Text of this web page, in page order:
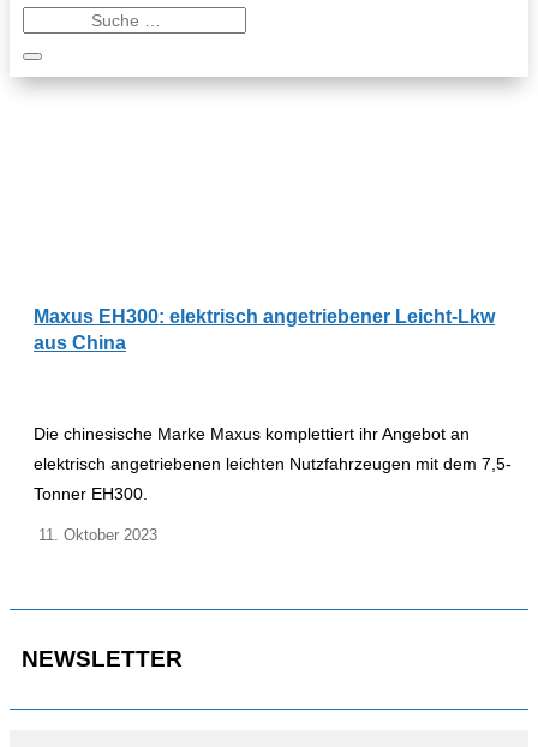
Maxus EH300: elektrisch angetriebener Leicht-Lkw
aus China
Die chinesische Marke Maxus komplettiert ihr Angebot an
elektrisch angetriebenen leichten Nutzfahrzeugen mit dem 7,5-
Tonner EH300.
11. Oktober 2023
NEWSLETTER